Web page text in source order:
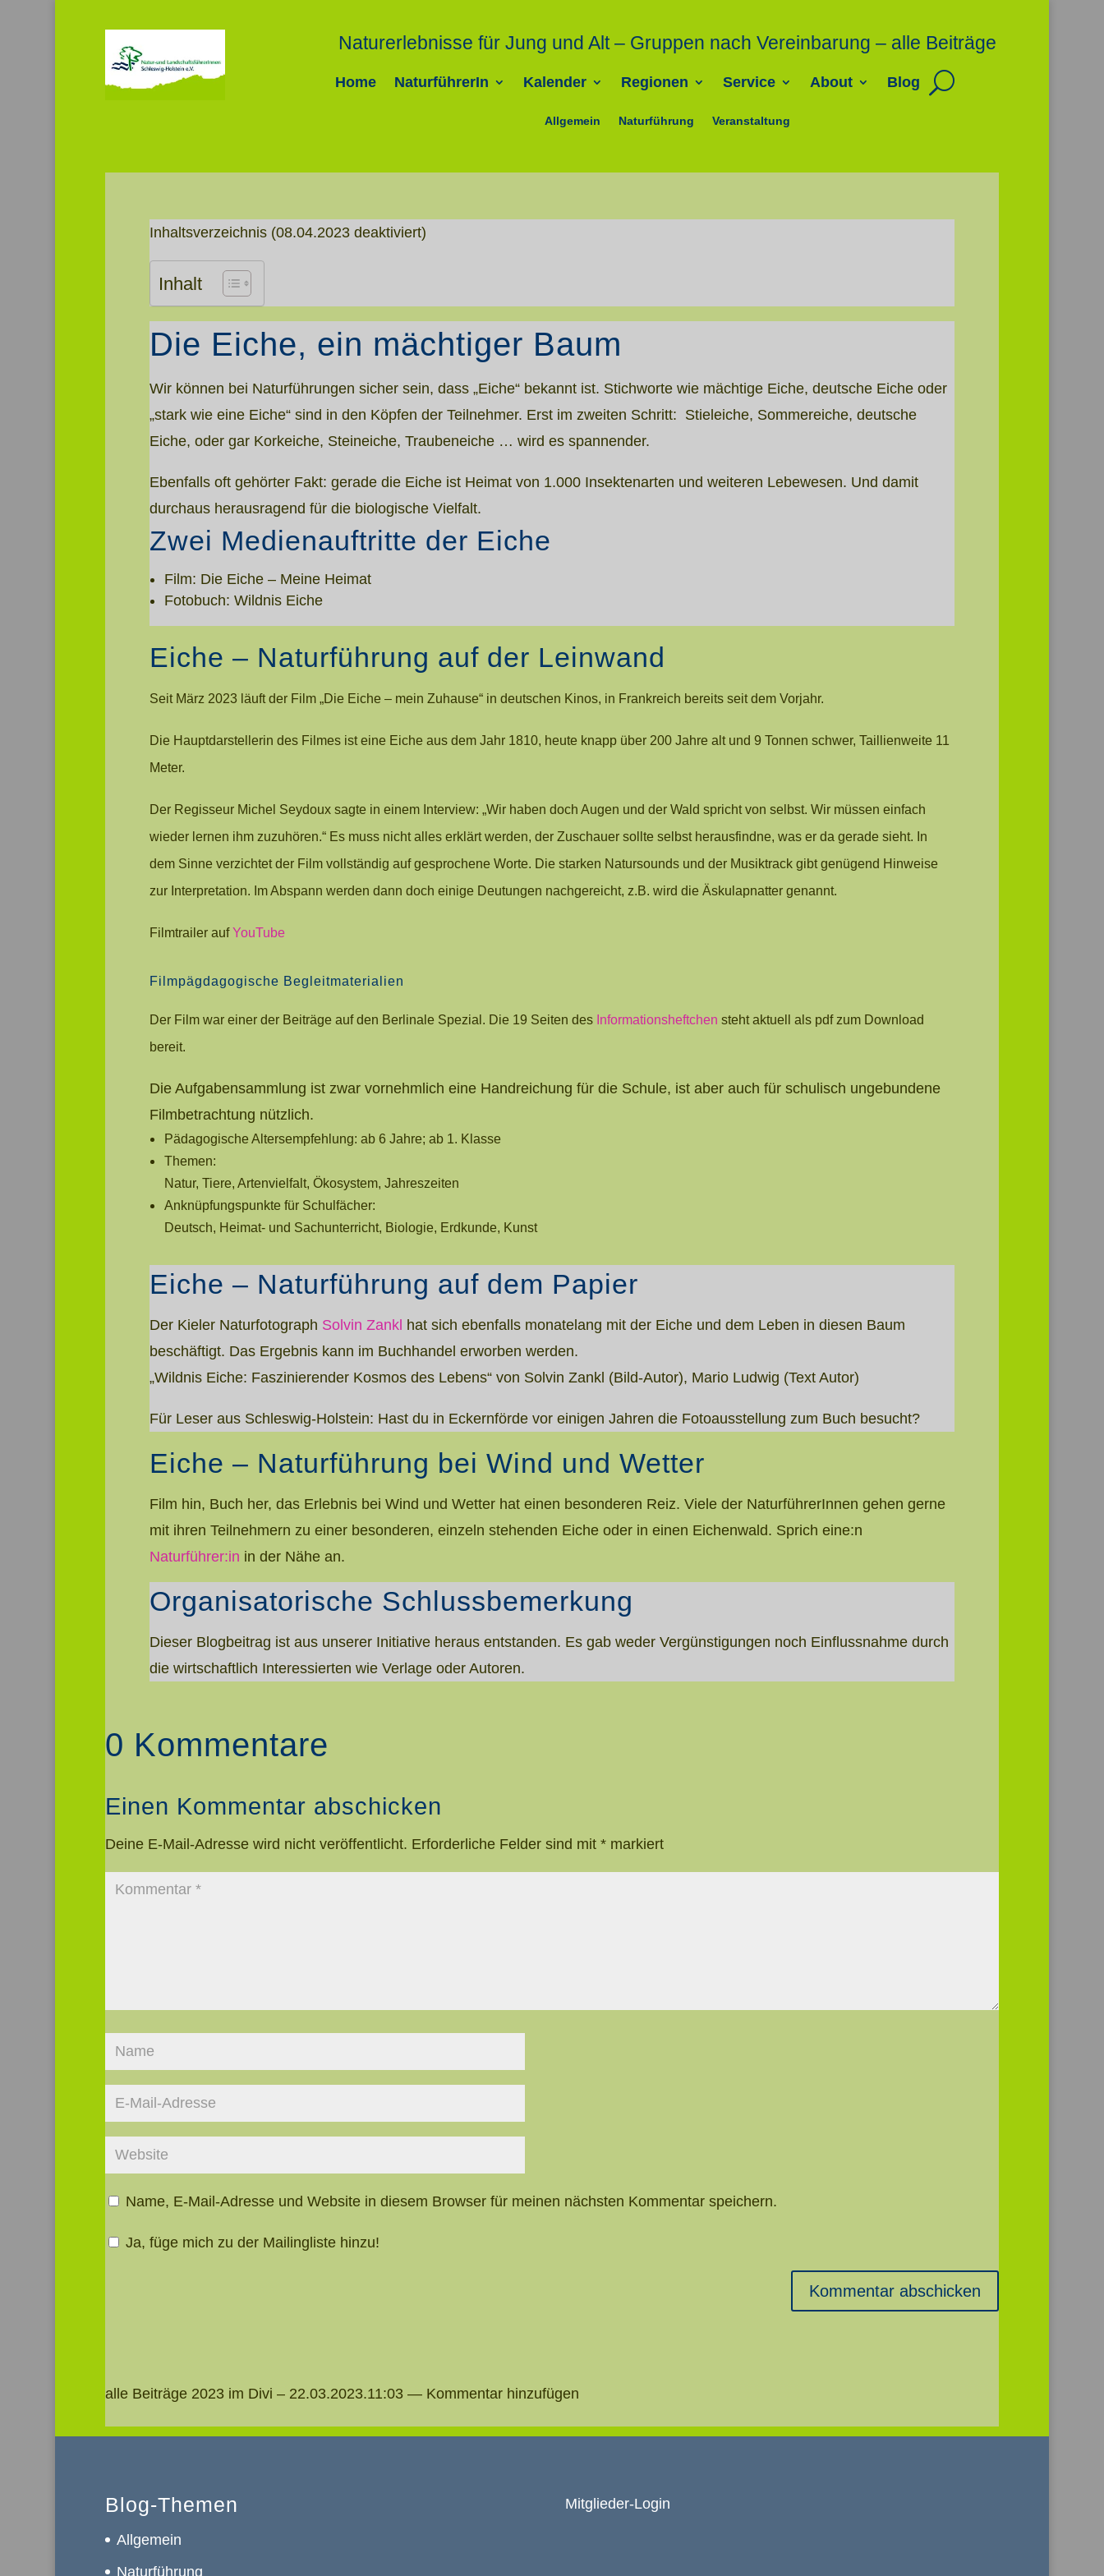
Naturerlebnisse für Jung und Alt – Gruppen nach Vereinbarung – alle Beiträge
Home NaturführerIn Kalender Regionen Service About Blog
Allgemein Naturführung Veranstaltung
Inhaltsverzeichnis (08.04.2023 deaktiviert)
Inhalt
Die Eiche, ein mächtiger Baum
Wir können bei Naturführungen sicher sein, dass „Eiche“ bekannt ist. Stichworte wie mächtige Eiche, deutsche Eiche oder
„stark wie eine Eiche“ sind in den Köpfen der Teilnehmer. Erst im zweiten Schritt: Stieleiche, Sommereiche, deutsche
Eiche, oder gar Korkeiche, Steineiche, Traubeneiche … wird es spannender.
Ebenfalls oft gehörter Fakt: gerade die Eiche ist Heimat von 1.000 Insektenarten und weiteren Lebewesen. Und damit
durchaus herausragend für die biologische Vielfalt.
Zwei Medienauftritte der Eiche
Film: Die Eiche – Meine Heimat
Fotobuch: Wildnis Eiche
Eiche – Naturführung auf der Leinwand
Seit März 2023 läuft der Film „Die Eiche – mein Zuhause“ in deutschen Kinos, in Frankreich bereits seit dem Vorjahr.
Die Hauptdarstellerin des Filmes ist eine Eiche aus dem Jahr 1810, heute knapp über 200 Jahre alt und 9 Tonnen schwer, Taillienweite 11
Meter.
Der Regisseur Michel Seydoux sagte in einem Interview: „Wir haben doch Augen und der Wald spricht von selbst. Wir müssen einfach
wieder lernen ihm zuzuhören.“ Es muss nicht alles erklärt werden, der Zuschauer sollte selbst herausfindne, was er da gerade sieht. In
dem Sinne verzichtet der Film vollständig auf gesprochene Worte. Die starken Natursounds und der Musiktrack gibt genügend Hinweise
zur Interpretation. Im Abspann werden dann doch einige Deutungen nachgereicht, z.B. wird die Äskulapnatter genannt.
Filmtrailer aufYouTube
Filmpägdagogische Begleitmaterialien
Der Film war einer der Beiträge auf den Berlinale Spezial. Die 19 Seiten des Informationsheftchen steht aktuell als pdf zum Download
bereit.
Die Aufgabensammlung ist zwar vornehmlich eine Handreichung für die Schule, ist aber auch für schulisch ungebundene
Filmbetrachtung nützlich.
Pädagogische Altersempfehlung: ab 6 Jahre; ab 1. Klasse
Themen:
Natur, Tiere, Artenvielfalt, Ökosystem, Jahreszeiten
Anknüpfungspunkte für Schulfächer:
Deutsch, Heimat- und Sachunterricht, Biologie, Erdkunde, Kunst
Eiche – Naturführung auf dem Papier
Der Kieler Naturfotograph Solvin Zankl hat sich ebenfalls monatelang mit der Eiche und dem Leben in diesen Baum
beschäftigt. Das Ergebnis kann im Buchhandel erworben werden.
„Wildnis Eiche: Faszinierender Kosmos des Lebens“ von Solvin Zankl (Bild-Autor), Mario Ludwig (Text Autor)
Für Leser aus Schleswig-Holstein: Hast du in Eckernförde vor einigen Jahren die Fotoausstellung zum Buch besucht?
Eiche – Naturführung bei Wind und Wetter
Film hin, Buch her, das Erlebnis bei Wind und Wetter hat einen besonderen Reiz. Viele der NaturführerInnen gehen gerne
mit ihren Teilnehmern zu einer besonderen, einzeln stehenden Eiche oder in einen Eichenwald. Sprich eine:n
Naturführer:in in der Nähe an.
Organisatorische Schlussbemerkung
Dieser Blogbeitrag ist aus unserer Initiative heraus entstanden. Es gab weder Vergünstigungen noch Einflussnahme durch
die wirtschaftlich Interessierten wie Verlage oder Autoren.
0 Kommentare
Einen Kommentar abschicken
Deine E-Mail-Adresse wird nicht veröffentlicht. Erforderliche Felder sind mit *markiert
Name, E-Mail-Adresse und Website in diesem Browser für meinen nächsten Kommentar speichern.
Ja, füge mich zu der Mailingliste hinzu!
Kommentar abschicken
alle Beiträge 2023 im Divi – 22.03.2023.11:03 — Kommentar hinzufügen
Blog-Themen
Allgemein
Naturführung
Mitglieder-Login